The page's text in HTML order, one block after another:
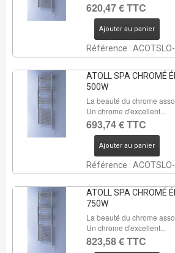
620,47 € TTC
Ajouter au panier
Référence :
ATOLL SPA CHROMÉ
500W
La beauté du chrome
Un chrome d'excellent...
693,74 € TTC
Ajouter au panier
Référence :
ATOLL SPA CHROMÉ
750W
La beauté du chrome
Un chrome d'excellent...
823,58 € TTC